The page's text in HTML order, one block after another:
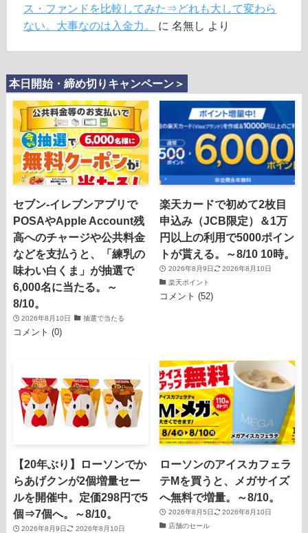
ス・ファンドを比較してみた⇒どれも大して変わら
ない。大事なのは入金力。
に 名無し より
本日開始・締め切りキャンペーン＞
セブン-イレブンアプリで
POSAやApple Account残
高へのチャージや公共料金
などを支払うと、「練乳の
味わい白くま」が抽選で
6,000名に当たる。～
8/10。
2026年8月10日 抽選で当たる
コメント (0)
楽天カードで初めて2枚目
申込み（JCB限定）＆1万
円以上の利用で5000ポイン
トが貰える。～8/10 10時。
2026年8月9日
2026年8月10日
楽天ポイント
コメント (52)
【20年ぶり】ローソンでか
らあげクンが2個増量セー
ルを開催中。定価298円で5
個⇒7個へ。～8/10。
2026年8月9日
2026年8月10日
ローソンのアイスカフェラ
テMを買うと、メガサイズ
へ無料で増量。～8/10。
2026年8月5日
2026年8月10日
店舗のセール